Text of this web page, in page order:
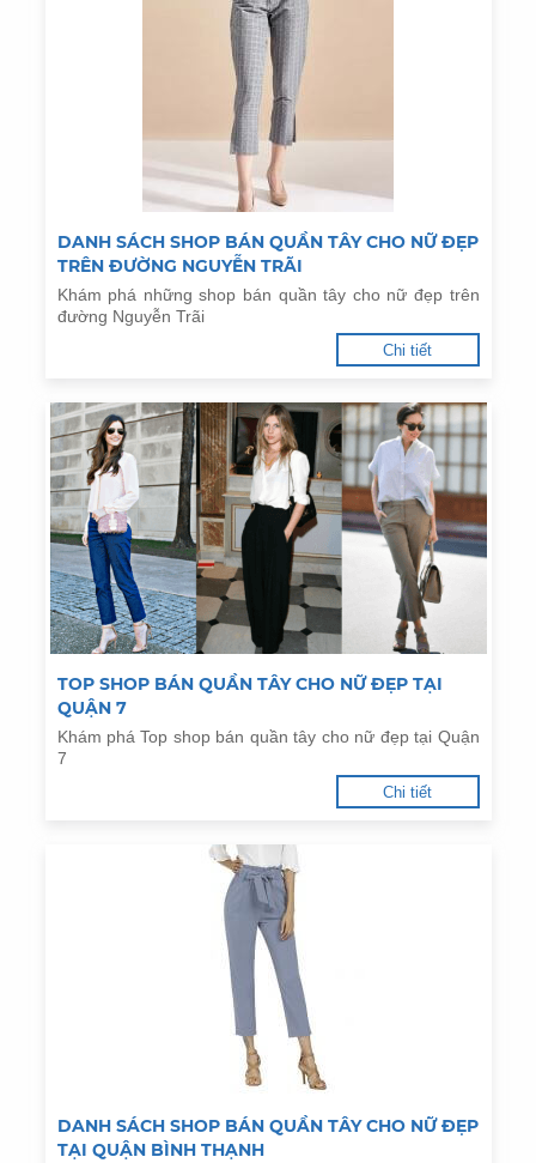
DANH SÁCH SHOP BÁN QUẦN TÂY CHO NỮ ĐẸP
TRÊN ĐƯỜNG NGUYỄN TRÃI
Khám phá những shop bán quần tây cho nữ đẹp trên
đường Nguyễn Trãi
Chi tiết
TOP SHOP BÁN QUẦN TÂY CHO NỮ ĐẸP TẠI
QUẬN 7
Khám phá Top shop bán quần tây cho nữ đẹp tại Quận
7
Chi tiết
DANH SÁCH SHOP BÁN QUẦN TÂY CHO NỮ ĐẸP
TẠI QUẬN BÌNH THẠNH